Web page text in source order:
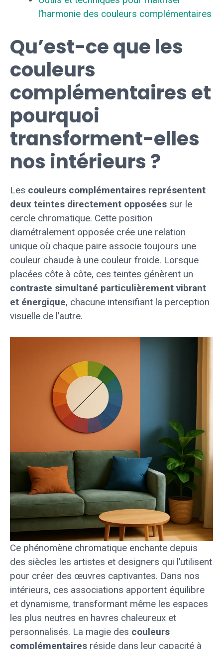
l’harmonie des couleurs complémentaires
Qu’est-ce que les
couleurs
complémentaires et
pourquoi
transforment-elles
nos intérieurs ?
Les couleurs complémentaires représentent
deux teintes directement opposées sur le
cercle chromatique. Cette position
diamétralement opposée crée une relation
unique où chaque paire associe toujours une
couleur chaude à une couleur froide. Lorsque
placées côte à côte, ces teintes génèrent un
contraste simultané particulièrement vibrant
et énergique, chacune intensifiant la perception
visuelle de l’autre.
Ce phénomène chromatique enchante depuis
des siècles les artistes et designers qui l’utilisent
pour créer des œuvres captivantes. Dans nos
intérieurs, ces associations apportent équilibre
et dynamisme, transformant même les espaces
les plus neutres en havres chaleureux et
personnalisés. La magie des couleurs
complémentaires réside dans leur capacité à